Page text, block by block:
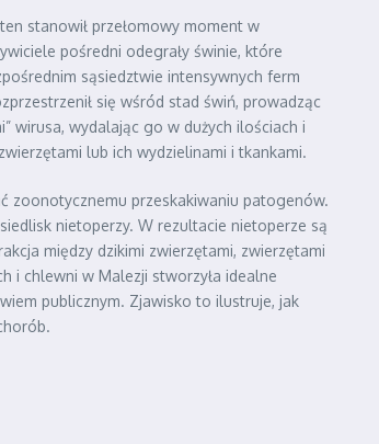
stanowił przełomowy moment w
pośredni odegrały świnie, które
sąsiedztwie intensywnych ferm
się wśród stad świń, prowadząc
wirusa, wydalając go w dużych ilościach i
lub ich wydzielinami i tkankami.
zoonotycznemu przeskakiwaniu patogenów.
nietoperzy. W rezultacie nietoperze są
między dzikimi zwierzętami, zwierzętami
i chlewni w Malezji stworzyła idealne
publicznym. Zjawisko to ilustruje, jak